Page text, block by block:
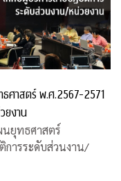
ศาสตร์ พ.ศ.2567-2571
ยงาน
ยุทธศาสตร์
การระดับส่วนงาน/